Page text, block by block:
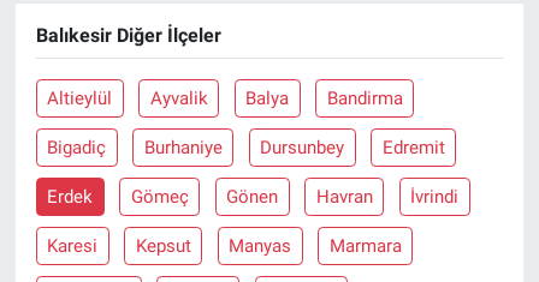
Balıkesir Diğer İlçeler
Altieylül Ayvalik Balya Bandirma
Bigadiç Burhaniye Dursunbey Edremit
Erdek Gömeç Gönen Havran İvrindi
Karesi Kepsut Manyas Marmara